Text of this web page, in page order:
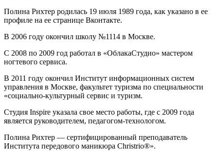
Полина Рихтер родилась 19 июля 1989 года, как указано в ее
профиле на ее странице Вконтакте.
В 2006 году окончил школу №1114 в Москве.
С 2008 по 2009 год работал в «ОблакаСтудио» мастером
ногтевого сервиса.
В 2011 году окончил Институт информационных систем
управления в Москве, факультет туризма по специальности
«социально-культурный сервис и туризм.
Студия Inspire указала свое место работы, где с 2009 года
является руководителем, педагогом-технологом.
Полина Рихтер — сертифицированный преподаватель
Института передового маникюра Christrio®».